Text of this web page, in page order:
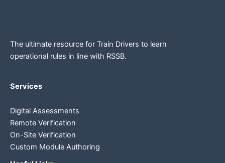
The ultimate resource for Train Drivers to learn
operational rules in line with RSSB.
Services
Digital Assessments
Remote Verification
On-Site Verification
Custom Module Authoring